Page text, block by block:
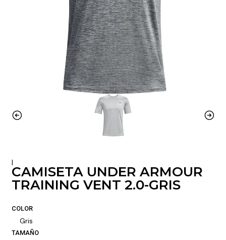
|
CAMISETA UNDER ARMOUR
TRAINING VENT 2.0-GRIS
COLOR
Gris
TAMAÑO